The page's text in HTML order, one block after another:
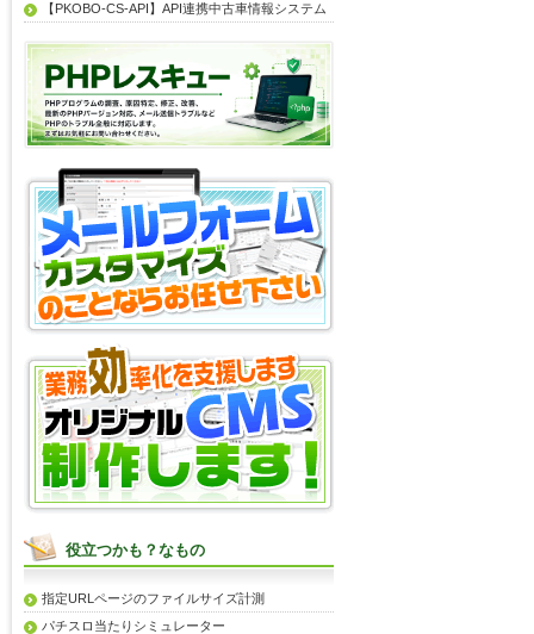
【PKOBO-CS-API】API連携中古車情報システム
役立つかも？なもの
指定URLページのファイルサイズ計測
パチスロ当たりシミュレーター